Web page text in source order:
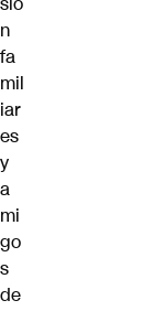
n
fa
mil
iar
es
y
a
mi
go
s
de